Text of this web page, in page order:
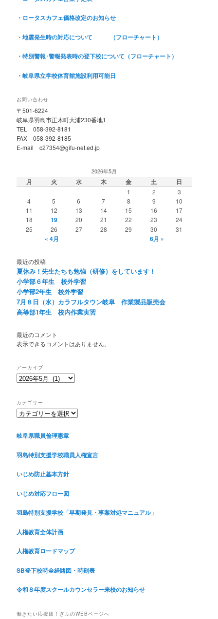
・ロータスカフェ価格改定のお知らせ
・地震発生時の対応について （フローチャート）
・特別警報･警報発表時の登下校について（フローチャート ）
・岐阜県立学校体育館施設利用可能日
お問い合わせ
〒501-6224
岐阜県羽島市正木町大浦230番地1
TEL 058-392-8181
FAX 058-392-8185
E-mail c27354@gifu-net.ed.jp
2026年5月
月 火 水 木 金 土 日
1 2
3
4
5 6 7 8 9
10
11
12 13 14 15 16
17
18
19 20 21 22 23
24
25
26 27 28 29 30 31
« 4月 6月 »
最近の投稿
夏休み！先生たちも勉強（研修）をしています！
小学部６年生 校外学習
小学部2年生 校外学習
7月８日（水）カラフルタウン岐阜 作業製品販売会
高等部1年生 校内作業実習
最近のコメント
表示できるコメントはありません。
アーカイブ
ア
イ
ブ
カテゴリー
カ
ゴ
リ
岐阜県職員倫理憲章
羽島特別支援学校職員人権宣言
いじめ防止基本方針
いじめ対応フロー図
羽島特別支援学校「早期発見・事案対処マニュアル」
人権教育全体計画
人権教育ロードマップ
SB登下校時全経路図・時刻表
令和８年度スクールカウンセラー来校のお知らせ
働きたい応援団！ぎふのWEBページへ